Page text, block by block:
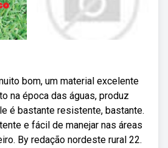
bom, um material excelente
na época das águas, produz
é bastante resistente, bastante.
e fácil de manejar nas áreas
By redação nordeste rural 22.